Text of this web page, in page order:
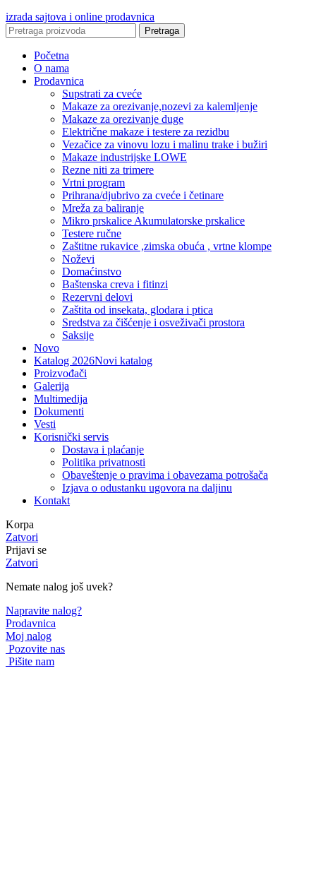
izrada sajtova i online prodavnica
Pretraga
Početna
O nama
Prodavnica
Supstrati za cveće
Makaze za orezivanje,nozevi za kalemljenje
Makaze za orezivanje duge
Električne makaze i testere za rezidbu
Vezačice za vinovu lozu i malinu trake i bužiri
Makaze industrijske LOWE
Rezne niti za trimere
Vrtni program
Prihrana/djubrivo za cveće i četinare
Mreža za baliranje
Mikro prskalice Akumulatorske prskalice
Testere ručne
Zaštitne rukavice ,zimska obuća , vrtne klompe
Noževi
Domaćinstvo
Baštenska creva i fitinzi
Rezervni delovi
Zaštita od insekata, glodara i ptica
Sredstva za čišćenje i osveživači prostora
Saksije
Novo
Katalog 2026Novi katalog
Proizvođači
Galerija
Multimedija
Dokumenti
Vesti
Korisnički servis
Dostava i plaćanje
Politika privatnosti
Obaveštenje o pravima i obavezama potrošača
Izjava o odustanku ugovora na daljinu
Kontakt
Korpa
Zatvori
Prijavi se
Zatvori
Nemate nalog još uvek?
Napravite nalog?
Prodavnica
Moj nalog
Pozovite nas
Pišite nam